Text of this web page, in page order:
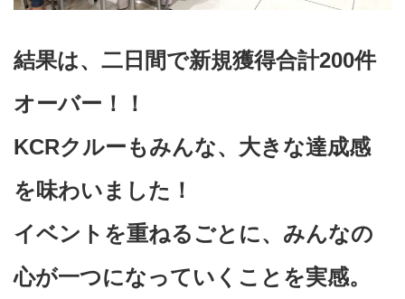
結果は、二日間で新規獲得合計200件
オーバー！！
KCRクルーもみんな、大きな達成感
を味わいました！
イベントを重ねるごとに、みんなの
心が一つになっていくことを実感。